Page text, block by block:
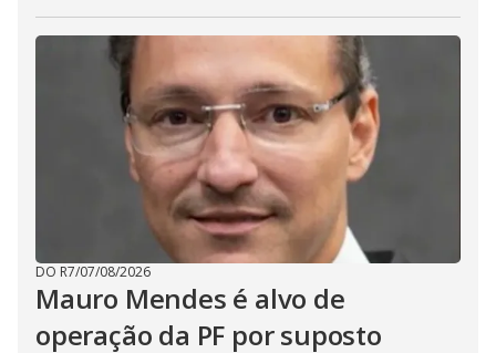
DO R7/07/08/2026
Mauro Mendes é alvo de
operação da PF por suposto